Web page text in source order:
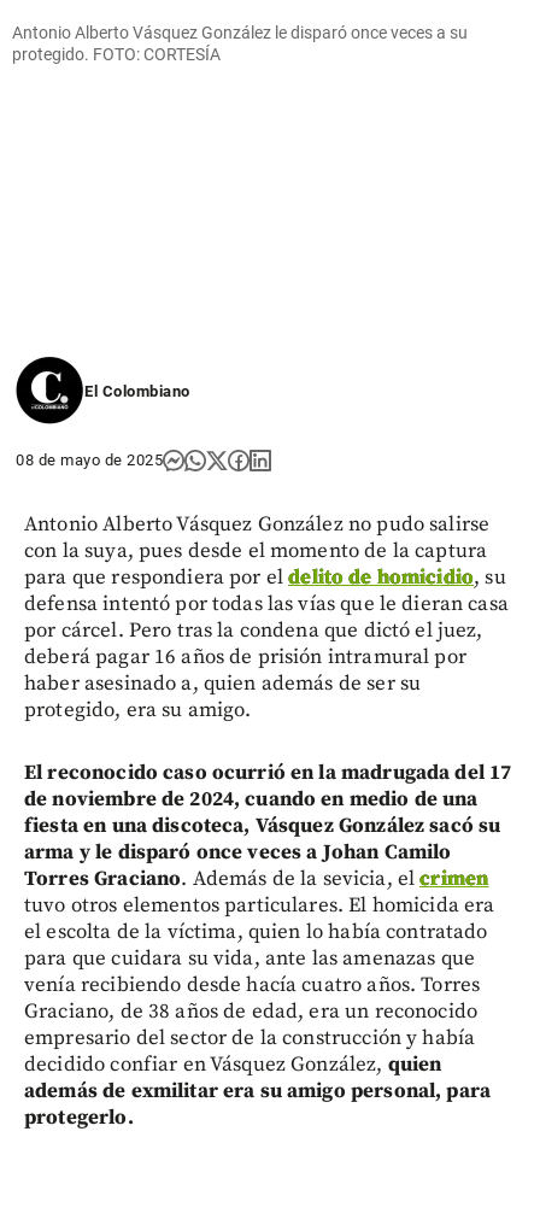
Antonio Alberto Vásquez González le disparó once veces a su
protegido. FOTO: CORTESÍA
El Colombiano
08 de mayo de 2025
Antonio Alberto Vásquez González no pudo salirse
con la suya, pues desde el momento de la captura
para que respondiera por eldelito de homicidio, su
defensa intentó por todas las vías que le dieran casa
por cárcel. Pero tras la condena que dictó el juez,
deberá pagar 16 años de prisión intramural por
haber asesinado a, quien además de ser su
protegido, era su amigo.
El reconocido caso ocurrió en la madrugada del 17
de noviembre de 2024, cuando en medio de una
fiesta en una discoteca, Vásquez González sacó su
arma y le disparó once veces a Johan Camilo
Torres Graciano. Además de la sevicia, elcrimen
tuvo otros elementos particulares. El homicida era
el escolta de la víctima, quien lo había contratado
para que cuidara su vida, ante las amenazas que
venía recibiendo desde hacía cuatro años. Torres
Graciano, de 38 años de edad, era un reconocido
empresario del sector de la construcción y había
decidido confiar en Vásquez González, quien
además de exmilitar era su amigo personal, para
protegerlo.